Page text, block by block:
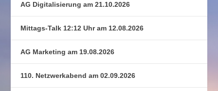
AG Digitalisierung am 21.10.2026
Mittags-Talk 12:12 Uhr am 12.08.2026
AG Marketing am 19.08.2026
110. Netzwerkabend am 02.09.2026